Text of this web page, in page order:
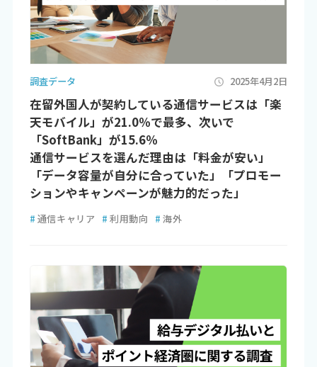
調査データ 2025年4月2日
在留外国人が契約している通信サービスは「楽
天モバイル」が21.0％で最多、次いで
「SoftBank」が15.6％
通信サービスを選んだ理由は「料金が安い」
「データ容量が自分に合っていた」「プロモー
ションやキャンペーンが魅力的だった」
# 通信キャリア # 利用動向 # 海外